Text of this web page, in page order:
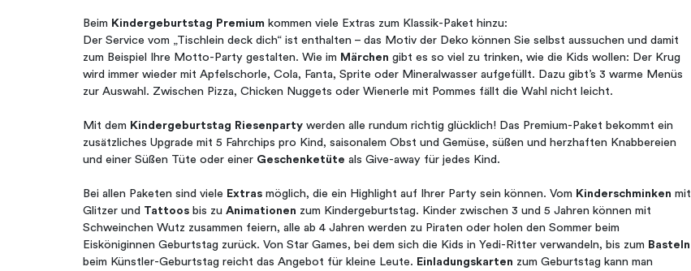
Beim Kindergeburtstag Premium kommen viele Extras zum Klassik-Paket hinzu:
Der Service vom „Tischlein deck dich“ ist enthalten – das Motiv der Deko können Sie selbst aussuchen und damit
zum Beispiel Ihre Motto-Party gestalten. Wie im Märchen gibt es so viel zu trinken, wie die Kids wollen: Der Krug
wird immer wieder mit Apfelschorle, Cola, Fanta, Sprite oder Mineralwasser aufgefüllt. Dazu gibt’s 3 warme Menüs
zur Auswahl. Zwischen Pizza, Chicken Nuggets oder Wienerle mit Pommes fällt die Wahl nicht leicht.
Mit dem Kindergeburtstag Riesenparty werden alle rundum richtig glücklich! Das Premium-Paket bekommt ein
zusätzliches Upgrade mit 5 Fahrchips pro Kind, saisonalem Obst und Gemüse, süßen und herzhaften Knabbereien
und einer Süßen Tüte oder einer Geschenketüte als Give-away für jedes Kind.
Bei allen Paketen sind viele Extras möglich, die ein Highlight auf Ihrer Party sein können. Vom Kinderschminken mit
Glitzer und Tattoos bis zu Animationen zum Kindergeburtstag. Kinder zwischen 3 und 5 Jahren können mit
Schweinchen Wutz zusammen feiern, alle ab 4 Jahren werden zu Piraten oder holen den Sommer beim
Eisköniginnen Geburtstag zurück. Von Star Games, bei dem sich die Kids in Yedi-Ritter verwandeln, bis zum Basteln
beim Künstler-Geburtstag reicht das Angebot für kleine Leute. Einladungskarten zum Geburtstag kann man